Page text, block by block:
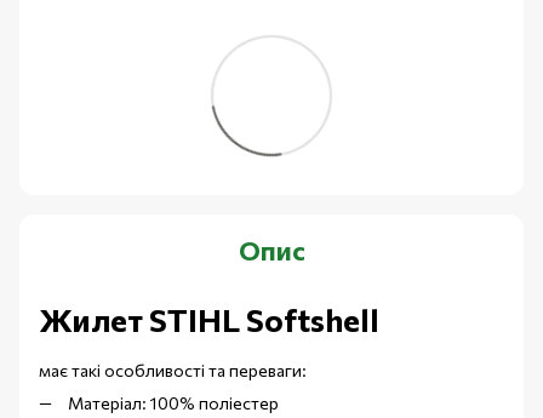
Опис
Жилет STIHL Softshell
має такі особливості та переваги:
Матеріал: 100% поліестер